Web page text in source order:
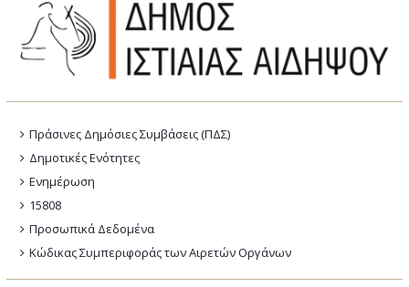
Πράσινες Δημόσιες Συμβάσεις (ΠΔΣ)
Δημοτικές Ενότητες
Ενημέρωση
15808
Προσωπικά Δεδομένα
Κώδικας Συμπεριφοράς των Αιρετών Οργάνων